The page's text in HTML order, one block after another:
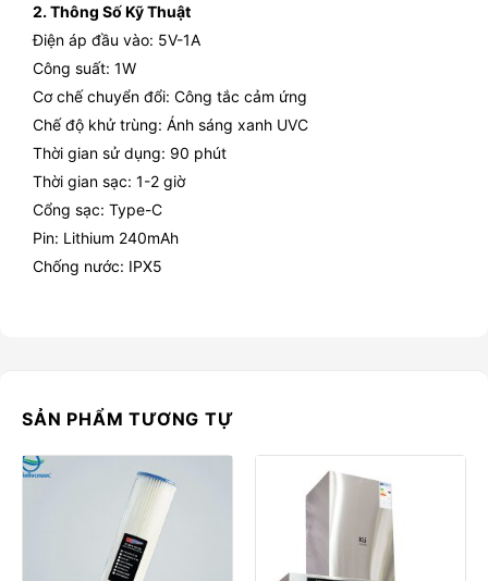
2. Thông Số Kỹ Thuật
Điện áp đầu vào: 5V-1A
Công suất: 1W
Cơ chế chuyển đổi: Công tắc cảm ứng
Chế độ khử trùng: Ánh sáng xanh UVC
Thời gian sử dụng: 90 phút
Thời gian sạc: 1-2 giờ
Cổng sạc: Type-C
Pin: Lithium 240mAh
Chống nước: IPX5
SẢN PHẨM TƯƠNG TỰ